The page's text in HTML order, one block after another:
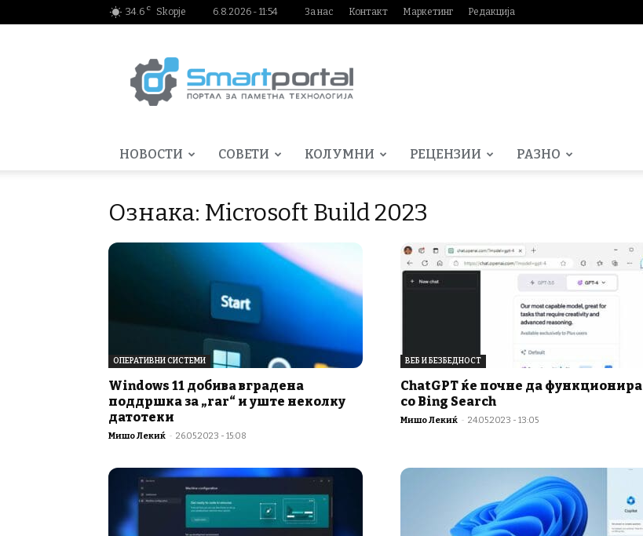
34.6 C Skopje 6.8.2026 - 11:54 За нас Контакт Маркетинг Редакција
НОВОСТИ СОВЕТИ КОЛУМНИ РЕЦЕНЗИИ РАЗНО
Ознака: Microsoft Build 2023
ОПЕРАТИВНИ СИСТЕМИ
Windows 11 добива вградена
поддршка за „rar“ и уште неколку
датотеки
Мишо Лекиќ - 26.05.2023 - 15:08
ВЕБ И БЕЗБЕДНОСТ
ChatGPT ќе почне да функционира
со Bing Search
Мишо Лекиќ - 24.05.2023 - 13:05